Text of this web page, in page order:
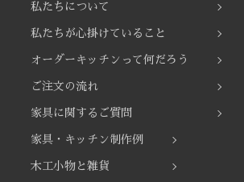
私たちについて
私たちが心掛けていること
オーダーキッチンって何だろう
ご注文の流れ
家具に関するご質問
家具・キッチン制作例
木工小物と雑貨